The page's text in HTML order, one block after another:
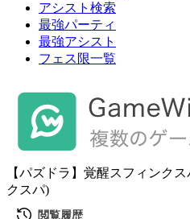
アシスト検索
最強パーティ
最強アシスト
フェス限一覧
【パズドラ】覚醒スフィンク
クスパ)